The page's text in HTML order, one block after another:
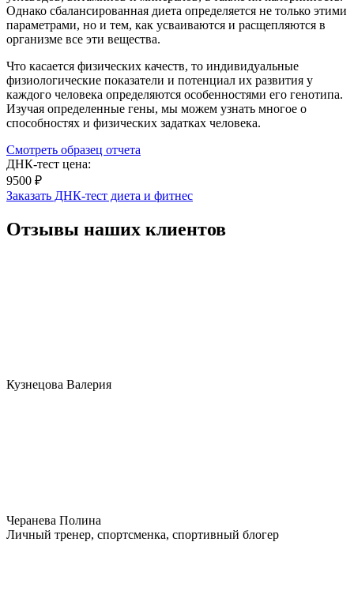
Однако сбалансированная диета определяется не только этими
параметрами, но и тем, как усваиваются и расщепляются в
организме все эти вещества.
Что касается физических качеств, то индивидуальные
физиологические показатели и потенциал их развития у
каждого человека определяются особенностями его генотипа.
Изучая определенные гены, мы можем узнать многое о
способностях и физических задатках человека.
Смотреть образец отчета
ДНК-тест цена:
9500 ₽
Заказать ДНК-тест диета и фитнес
Отзывы наших клиентов
Кузнецова Валерия
Черанева Полина
Личный тренер, спортсменка, спортивный блогер